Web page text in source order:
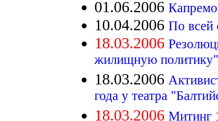
01.06.2006
10.04.2006 По всей
18.03.2006
жилищную политику"
18.03.2006
года у театра
18.03.2006 Митинг